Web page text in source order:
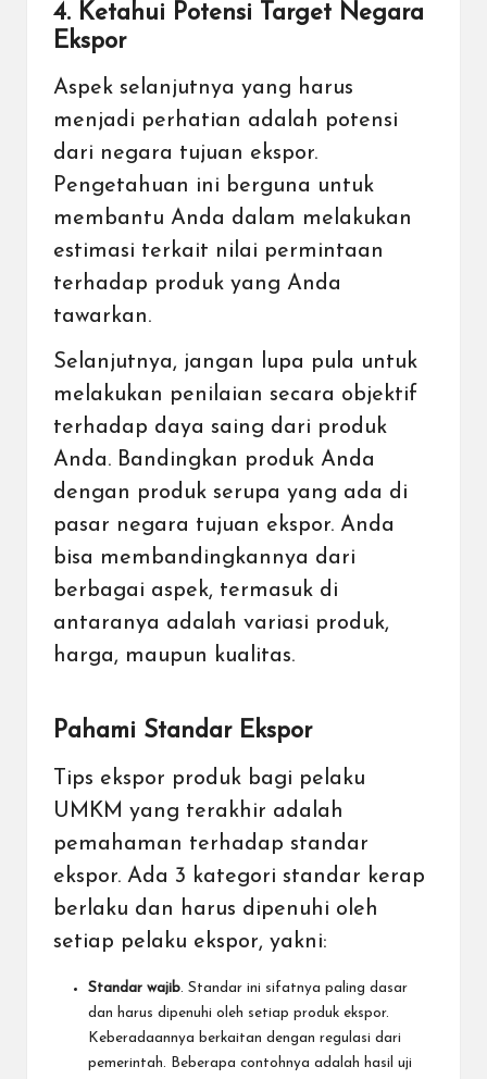
4. Ketahui Potensi Target Negara
Ekspor
Aspek selanjutnya yang harus
menjadi perhatian adalah potensi
dari negara tujuan ekspor.
Pengetahuan ini berguna untuk
membantu Anda dalam melakukan
estimasi terkait nilai permintaan
terhadap produk yang Anda
tawarkan.
Selanjutnya, jangan lupa pula untuk
melakukan penilaian secara objektif
terhadap daya saing dari produk
Anda. Bandingkan produk Anda
dengan produk serupa yang ada di
pasar negara tujuan ekspor. Anda
bisa membandingkannya dari
berbagai aspek, termasuk di
antaranya adalah variasi produk,
harga, maupun kualitas.
Pahami Standar Ekspor
Tips ekspor produk bagi pelaku
UMKM yang terakhir adalah
pemahaman terhadap standar
ekspor. Ada 3 kategori standar kerap
berlaku dan harus dipenuhi oleh
setiap pelaku ekspor, yakni:
Standar wajib. Standar ini sifatnya paling dasar
dan harus dipenuhi oleh setiap produk ekspor.
Keberadaannya berkaitan dengan regulasi dari
pemerintah. Beberapa contohnya adalah hasil uji